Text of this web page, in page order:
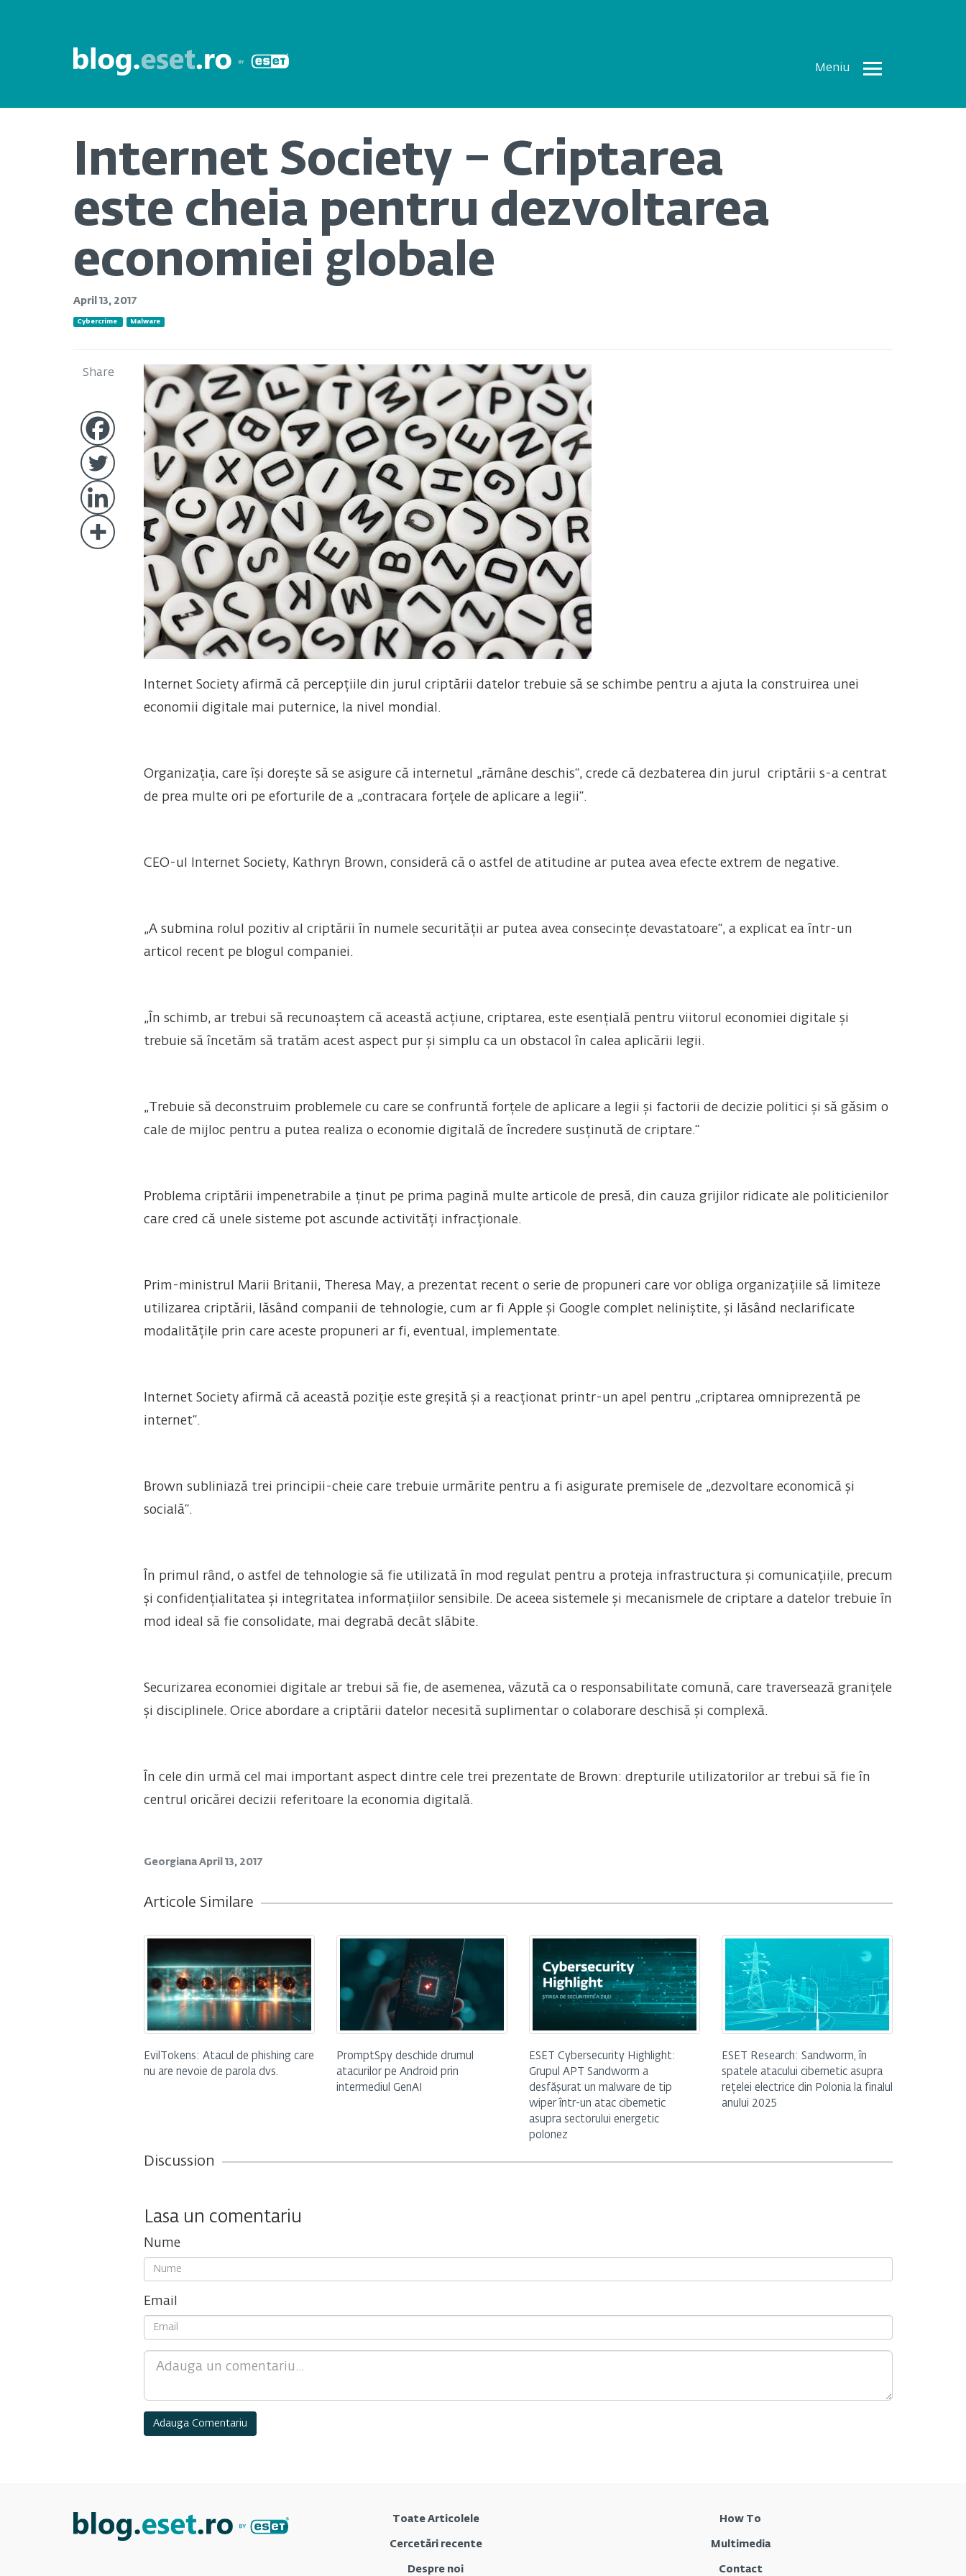
Meniu
Toate
Internet Society – Criptarea
este cheia pentru dezvoltarea
economiei globale
April 13, 2017
Cybercrime Malware
Share
Internet Society afirmă că percepțiile din jurul criptării datelor trebuie să se schimbe pentru a ajuta la construirea unei
economii digitale mai puternice, la nivel mondial.
Organizația, care își dorește să se asigure că internetul „rămâne deschis“, crede că dezbaterea din jurul criptării s-a centrat
de prea multe ori pe eforturile de a „contracara forțele de aplicare a legii“.
CEO-ul Internet Society, Kathryn Brown, consideră că o astfel de atitudine ar putea avea efecte extrem de negative.
„A submina rolul pozitiv al criptării în numele securității ar putea avea consecințe devastatoare“, a explicat ea într-un
articol recent pe blogul companiei.
„În schimb, ar trebui să recunoaștem că această acțiune, criptarea, este esențială pentru viitorul economiei digitale și
trebuie să încetăm să tratăm acest aspect pur și simplu ca un obstacol în calea aplicării legii.
„Trebuie să deconstruim problemele cu care se confruntă forțele de aplicare a legii și factorii de decizie politici și să găsim o
cale de mijloc pentru a putea realiza o economie digitală de încredere susținută de criptare.“
Problema criptării impenetrabile a ținut pe prima pagină multe articole de presă, din cauza grijilor ridicate ale politicienilor
care cred că unele sisteme pot ascunde activități infracționale.
Prim-ministrul Marii Britanii, Theresa May, a prezentat recent o serie de propuneri care vor obliga organizațiile să limiteze
utilizarea criptării, lăsând companii de tehnologie, cum ar fi Apple și Google complet neliniștite, și lăsând neclarificate
modalitățile prin care aceste propuneri ar fi, eventual, implementate.
Internet Society afirmă că această poziție este greșită și a reacționat printr-un apel pentru „criptarea omniprezentă pe
internet“.
Brown subliniază trei principii-cheie care trebuie urmărite pentru a fi asigurate premisele de „dezvoltare economică și
socială“.
În primul rând, o astfel de tehnologie să fie utilizată în mod regulat pentru a proteja infrastructura și comunicațiile, precum
și confidențialitatea și integritatea informațiilor sensibile. De aceea sistemele și mecanismele de criptare a datelor trebuie în
mod ideal să fie consolidate, mai degrabă decât slăbite.
Securizarea economiei digitale ar trebui să fie, de asemenea, văzută ca o responsabilitate comună, care traversează granițele
și disciplinele. Orice abordare a criptării datelor necesită suplimentar o colaborare deschisă și complexă.
În cele din urmă cel mai important aspect dintre cele trei prezentate de Brown: drepturile utilizatorilor ar trebui să fie în
centrul oricărei decizii referitoare la economia digitală.
Georgiana April 13, 2017
Articole Similare
EvilTokens: Atacul de phishing care
nu are nevoie de parola dvs.
PromptSpy deschide drumul
atacurilor pe Android prin
intermediul GenAI
ESET Cybersecurity Highlight:
Grupul APT Sandworm a
desfășurat un malware de tip
wiper într-un atac cibernetic
asupra sectorului energetic
polonez
ESET Research: Sandworm, în
spatele atacului cibernetic asupra
rețelei electrice din Polonia la finalul
anului 2025
Discussion
Lasa un comentariu
Nume
Email
Comment
Toate Articolele
Cercetări recente
Despre noi
How To
Multimedia
Contact